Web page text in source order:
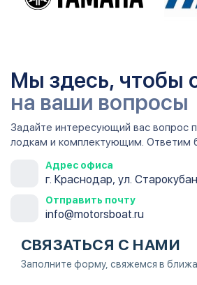
Мы здесь, чтобы
на ваши вопросы
Задайте интересующий вас вопрос
лодкам и комплектующим. Ответим
Адрес офиса
г. Краснодар, ул.
Отправить почту
info@motorsboat.ru
СВЯЗАТЬСЯ С НАМИ
Заполните форму, свяжемся в